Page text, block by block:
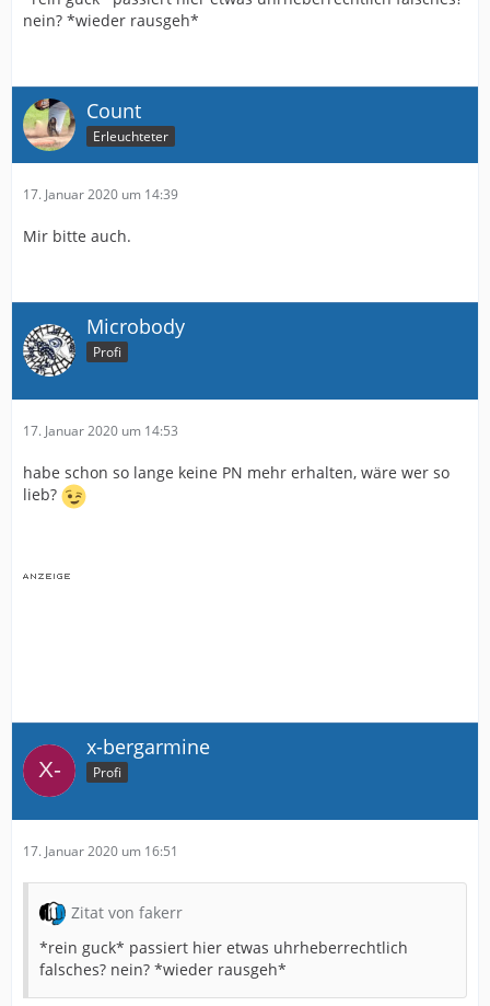
nein? *wieder rausgeh*
Count
Erleuchteter
17. Januar 2020 um 14:39
Mir bitte auch.
Microbody
Profi
17. Januar 2020 um 14:53
habe schon so lange keine PN mehr erhalten, wäre wer so
lieb?
x-bergarmine
Profi
17. Januar 2020 um 16:51
Zitat von fakerr
*rein guck* passiert hier etwas uhrheberrechtlich
falsches? nein? *wieder rausgeh*